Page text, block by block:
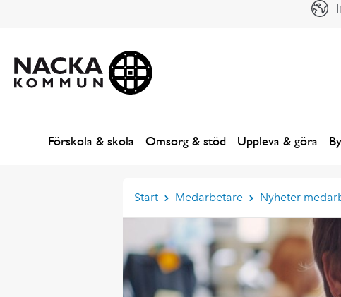
Förskola & skola Omsorg & stöd Uppleva & göra
Start Medarbetare Nyheter